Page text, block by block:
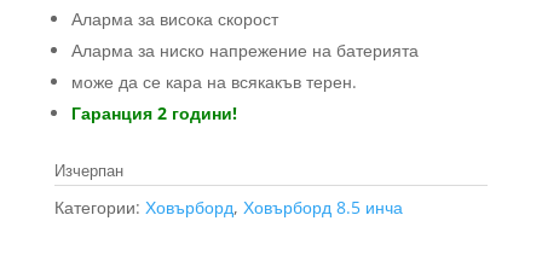
Аларма за висока скорост
Аларма за ниско напрежение на батерията
може да се кара на всякакъв терен.
Гаранция 2 години!
Изчерпан
Категории: Ховърборд, Ховърборд 8.5 инча